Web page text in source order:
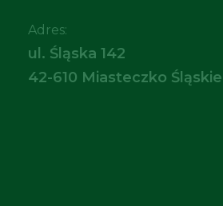
Adres:
ul. Śląska 142
42-610 Miasteczko Śląskie